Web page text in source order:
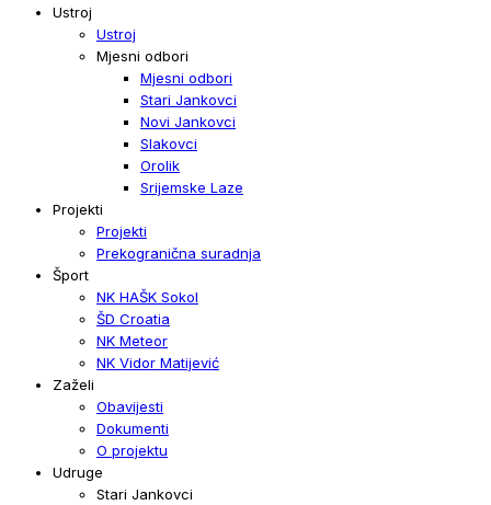
Ustroj
Ustroj
Mjesni odbori
Mjesni odbori
Stari Jankovci
Novi Jankovci
Slakovci
Orolik
Srijemske Laze
Projekti
Projekti
Prekogranična suradnja
Šport
NK HAŠK Sokol
ŠD Croatia
NK Meteor
NK Vidor Matijević
Zaželi
Obavijesti
Dokumenti
O projektu
Udruge
Stari Jankovci